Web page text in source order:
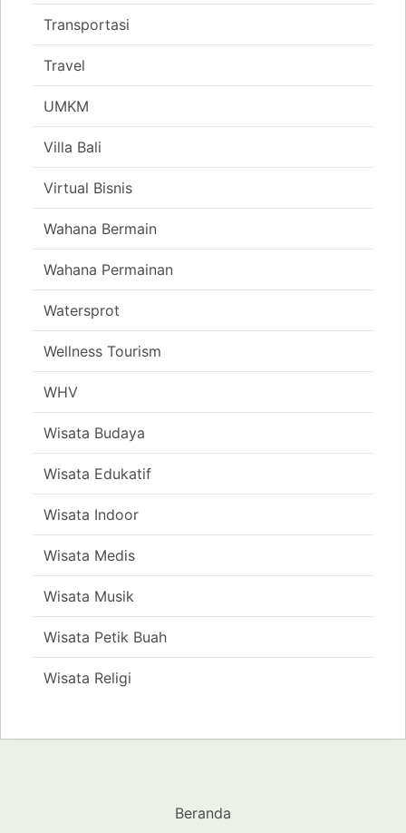
Transportasi
Travel
UMKM
Villa Bali
Virtual Bisnis
Wahana Bermain
Wahana Permainan
Watersprot
Wellness Tourism
WHV
Wisata Budaya
Wisata Edukatif
Wisata Indoor
Wisata Medis
Wisata Musik
Wisata Petik Buah
Wisata Religi
Beranda